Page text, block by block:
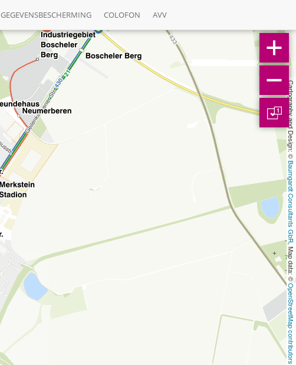
GEGEVENSBESCHERMING COLOFON AVV
Cartography and Design: ©
Baumgardt Consultants GbR
, Map data: ©
OpenStreetMap contributors
1